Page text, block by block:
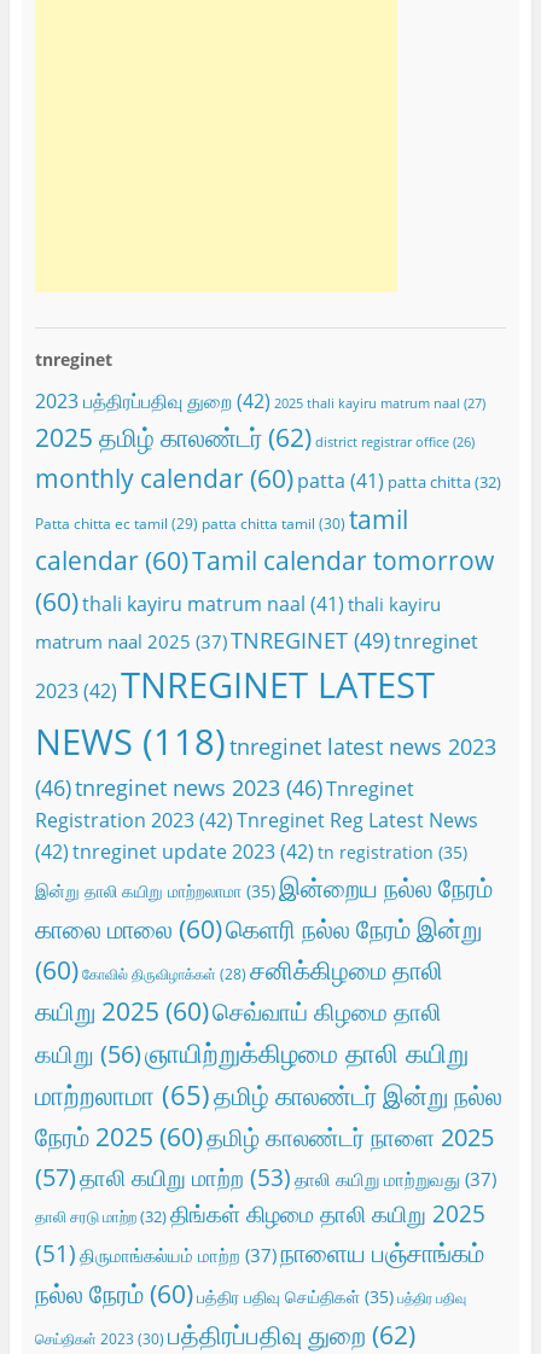
tnreginet
2023 பத்திரப்பதிவு துறை(42) 2025 thali kayiru matrum naal (27)
2025 தமிழ் காலண்டர்(62) district registrar office(26)
monthly calendar(60) patta (41) patta chitta(32)
Patta chitta ec tamil (29) patta chitta tamil (30) tamil
calendar(60)Tamil calendar tomorrow
(60)thali kayiru matrum naal (41) thali kayiru
matrum naal 2025 (37)TNREGINET(49)tnreginet
2023(42)TNREGINET LATEST
NEWS (118)tnreginet latest news 2023
(46)tnreginet news 2023(46)Tnreginet
Registration 2023(42)Tnreginet Reg Latest News
(42)tnreginet update 2023(42) tn registration (35)
இன்று தாலி கயிறு மாற்றலாமா(35)இன்றைய நல்ல நேரம்
காலை மாலை (60)கெளரி நல்ல நேரம் இன்று
(60) கோவில் திருவிழாக்கள் (28) சனிக்கிழமை தாலி
கயிறு 2025 (60)செவ்வாய் கிழமை தாலி
கயிறு (56)ஞாயிற்றுக்கிழமை தாலி கயிறு
மாற்றலாமா (65)தமிழ் காலண்டர் இன்று நல்ல
நேரம் 2025 (60)தமிழ் காலண்டர் நாளை 2025
(57)தாலி கயிறு மாற்ற (53) தாலி கயிறு மாற்றுவது (37)
தாலி சரடு மாற்ற(32)திங்கள் கிழமை தாலி கயிறு 2025
(51) திருமாங்கல்யம் மாற்ற (37)நாளைய பஞ்சாங்கம்
நல்ல நேரம்(60)பத்திர பதிவு செய்திகள்(35) பத்திர பதிவு
செய்திகள் 2023 (30) பத்திரப்பதிவு துறை (62)